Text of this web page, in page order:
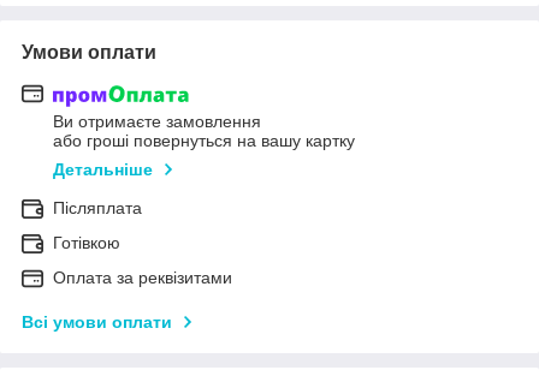
Умови оплати
Ви отримаєте замовлення
або гроші повернуться на вашу картку
Детальніше
Післяплата
Готівкою
Оплата за реквізитами
Всі умови оплати